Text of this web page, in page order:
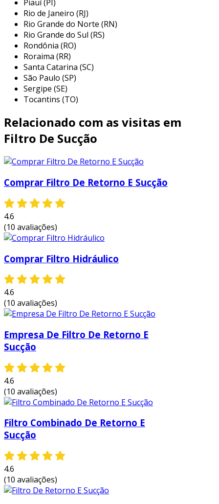
através das vedações do cilindro. já os filtros de
sucção têm a função de proteger a bomba da
contaminação do fluido. estão localizados antes da
entrada da bomba e caracterizam-se por elementos
abertos com grau de retenção relativamente elevado
devido aos limites da cavitação das bombas.
Piauí (PI)
Rio de Janeiro (RJ)
Rio Grande do Norte (RN)
Rio Grande do Sul (RS)
Rondônia (RO)
Roraima (RR)
Santa Catarina (SC)
São Paulo (SP)
Sergipe (SE)
Tocantins (TO)
Relacionado com as visitas em
Filtro De Sucção
Comprar Filtro De Retorno E Sucção
4.6
(10 avaliações)
Comprar Filtro Hidráulico
4.6
(10 avaliações)
Empresa De Filtro De Retorno E
Sucção
4.6
(10 avaliações)
Filtro Combinado De Retorno E
Sucção
4.6
(10 avaliações)